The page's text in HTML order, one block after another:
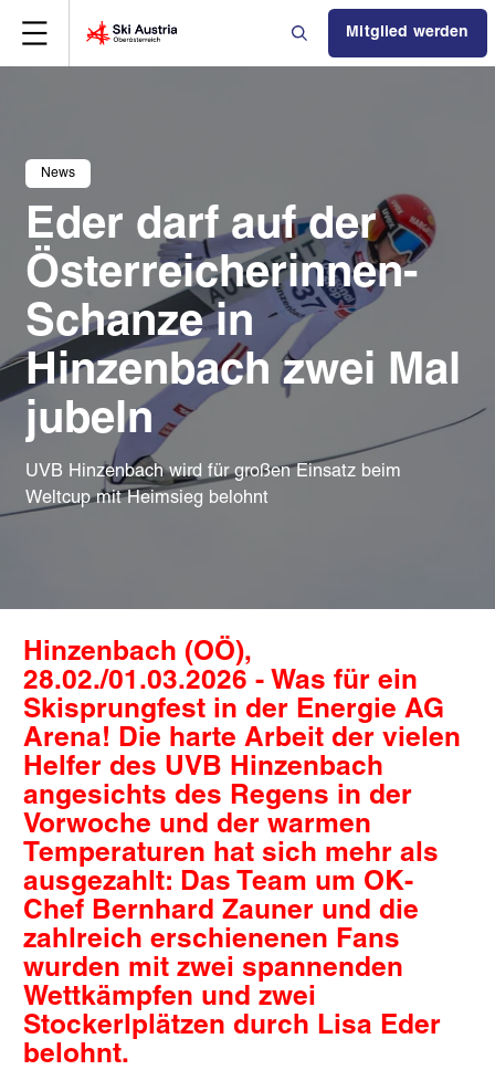
Mitglied werden
News
Eder darf auf der
Österreicherinnen-
Schanze in
Hinzenbach zwei Mal
jubeln
UVB Hinzenbach wird für großen Einsatz beim
Weltcup mit Heimsieg belohnt
Hinzenbach (OÖ),
28.02./01.03.2026 - Was für ein
Skisprungfest in der Energie AG
Arena! Die harte Arbeit der vielen
Helfer des UVB Hinzenbach
angesichts des Regens in der
Vorwoche und der warmen
Temperaturen hat sich mehr als
ausgezahlt: Das Team um OK-
Chef Bernhard Zauner und die
zahlreich erschienenen Fans
wurden mit zwei spannenden
Wettkämpfen und zwei
Stockerlplätzen durch Lisa Eder
belohnt.